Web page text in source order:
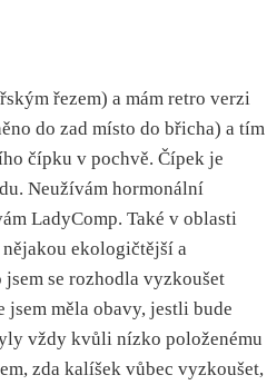
řezem) a mám retro verzi
do zad místo do břicha) a tím
čípku v pochvě. Čípek je
Neužívám hormonální
LadyComp. Také v oblasti
ekologičtější a
se rozhodla vyzkoušet
měla obavy, jestli bude
vždy kvůli nízko položenému
zda kalíšek vůbec vyzkoušet,